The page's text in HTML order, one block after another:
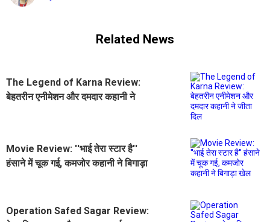
Related News
The Legend of Karna Review:
बेहतरीन एनीमेशन और दमदार कहानी ने
Movie Review: ''भाई तेरा स्टार है''
हंसाने में चूक गई, कमजोर कहानी ने बिगाड़ा
Operation Safed Sagar Review: